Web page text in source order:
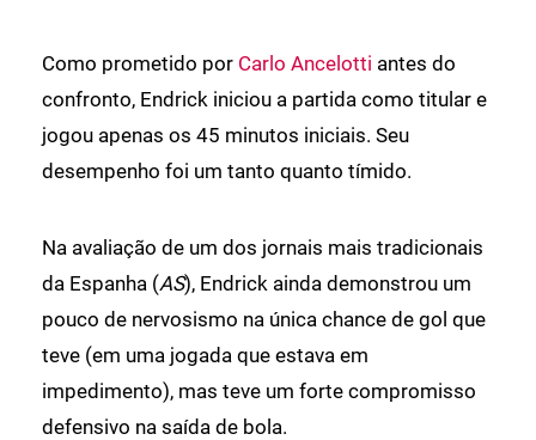
Como prometido por Carlo Ancelotti antes do
confronto, Endrick iniciou a partida como titular e
jogou apenas os 45 minutos iniciais. Seu
desempenho foi um tanto quanto tímido.
Na avaliação de um dos jornais mais tradicionais
da Espanha (AS), Endrick ainda demonstrou um
pouco de nervosismo na única chance de gol que
teve (em uma jogada que estava em
impedimento), mas teve um forte compromisso
defensivo na saída de bola.